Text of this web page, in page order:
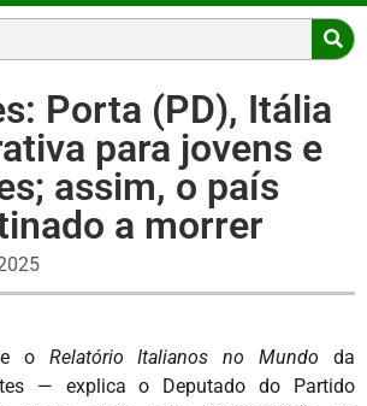
Porta (PD), Itália
para jovens e
assim, o país
a morrer
o Relatório Italianos no Mundo da
— explica o Deputado do Partido